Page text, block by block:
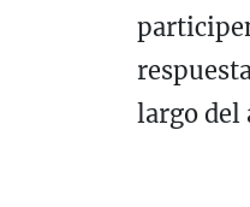
largo del